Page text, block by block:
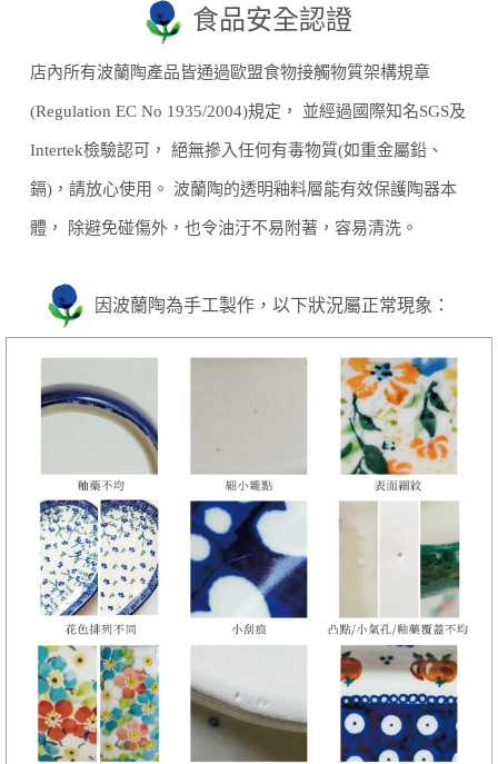
食品安全認證
店內所有波蘭陶產品皆通過歐盟食物接觸物質架構規章
(Regulation EC No 1935/2004)規定， 並經過國際知名SGS及
Intertek檢驗認可， 絕無摻入任何有毒物質(如重金屬鉛、
鎘)，請放心使用。 波蘭陶的透明釉料層能有效保護陶器本
體， 除避免碰傷外，也令油汙不易附著，容易清洗。
因波蘭陶為手工製作，以下狀況屬正常現象：